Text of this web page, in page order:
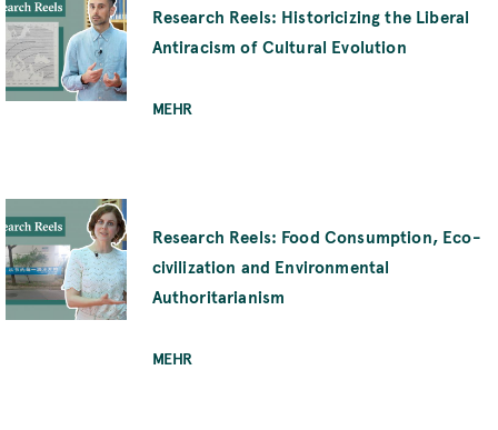
Research Reels: Historicizing the Liberal
Antiracism of Cultural Evolution
MEHR
Research Reels: Food Consumption, Eco-
civilization and Environmental
Authoritarianism
MEHR